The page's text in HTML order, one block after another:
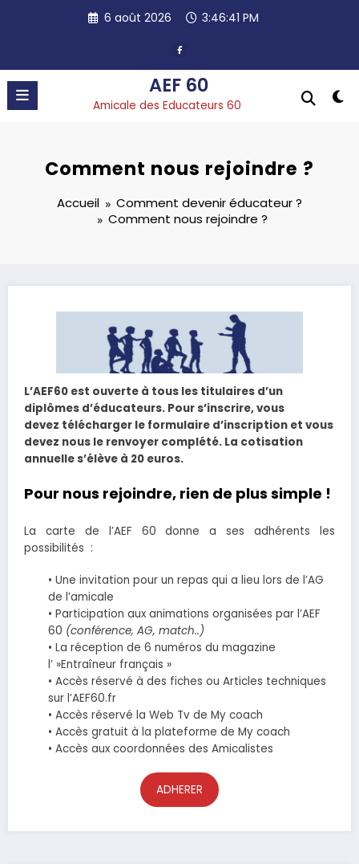
6 août 2026 3:46:41 PM
AEF 60
Amicale des Educateurs 60
Comment nous rejoindre ?
Accueil
Comment devenir éducateur ?
Comment nous rejoindre ?
L’AEF60 est ouverte à tous les titulaires d’un
diplômes d’éducateurs. Pour s’inscrire, vous
devez télécharger le formulaire d’inscription et vous
devez nous le renvoyer complété. La cotisation
annuelle s’élève à 20 euros.
Pour nous rejoindre, rien de plus simple !
La carte de l’AEF 60 donne a ses adhérents les
possibilités :
• Une invitation pour un repas qui a lieu lors de l’AG
de l’amicale
• Participation aux animations organisées par l’AEF
60 (conférence, AG, match..)
• La réception de 6 numéros du magazine
l’ »Entraîneur français »
• Accès réservé à des fiches ou Articles techniques
sur l’AEF60.fr
• Accès réservé la Web Tv de My coach
• Accès gratuit à la plateforme de My coach
• Accès aux coordonnées des Amicalistes
ADHERER